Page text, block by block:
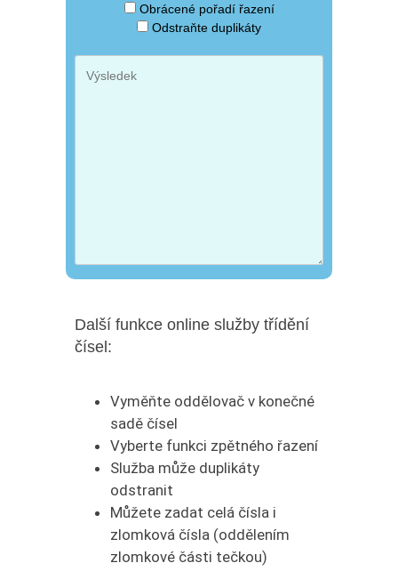
Obrácené pořadí řazení
Odstraňte duplikáty
Další funkce online služby třídění
čísel:
Vyměňte oddělovač v konečné
sadě čísel
Vyberte funkci zpětného řazení
Služba může duplikáty
odstranit
Můžete zadat celá čísla i
zlomková čísla (oddělením
zlomkové části tečkou)